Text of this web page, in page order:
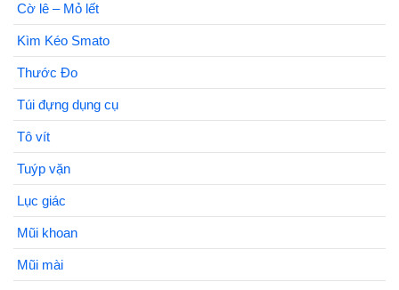
Cờ lê – Mỏ lết
Kìm Kéo Smato
Thước Đo
Túi đựng dụng cụ
Tô vít
Tuýp vặn
Lục giác
Mũi khoan
Mũi mài